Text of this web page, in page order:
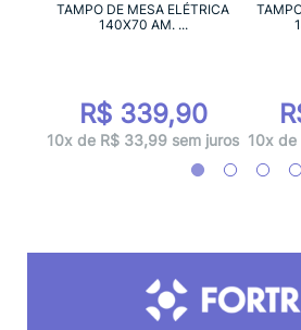
TAMPO DE MESA ELÉTRICA
140X70 AM. ...
R$ 339,90
10x de R$ 33,99 sem juros 10x de